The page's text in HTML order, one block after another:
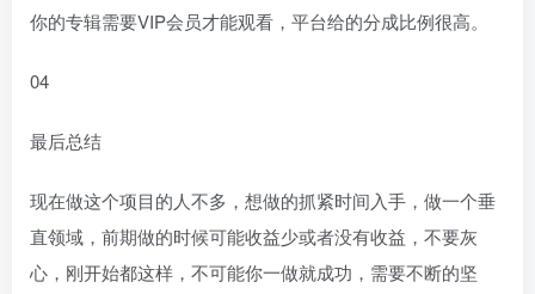
你的专辑需要VIP会员才能观看，平台给的分成比例很高。
04
最后总结
现在做这个项目的人不多，想做的抓紧时间入手，做一个垂
直领域，前期做的时候可能收益少或者没有收益，不要灰
心，刚开始都这样，不可能你一做就成功，需要不断的坚